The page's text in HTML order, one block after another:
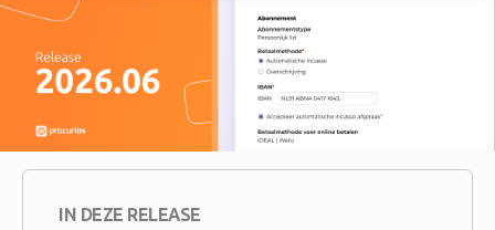
IN DEZE RELEASE